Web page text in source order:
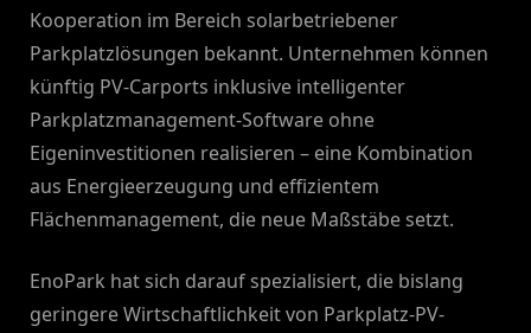
Kooperation im Bereich solarbetriebener
Parkplatzlösungen bekannt. Unternehmen können
künftig PV-Carports inklusive intelligenter
Parkplatzmanagement-Software ohne
Eigeninvestitionen realisieren – eine Kombination
aus Energieerzeugung und effizientem
Flächenmanagement, die neue Maßstäbe setzt.
EnoPark hat sich darauf spezialisiert, die bislang
geringere Wirtschaftlichkeit von Parkplatz-PV-